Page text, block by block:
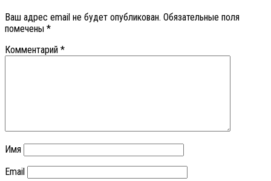
Ваш адрес email не будет опубликован. Обязательные поля
помечены *
Комментарий *
Имя
Email